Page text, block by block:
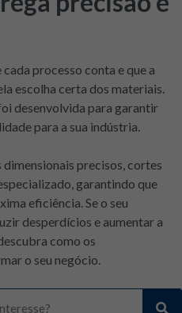
processo conta e que a
escolha certa dos materiais.
desenvolvida para garantir
para a sua indústria.
dimensionais precisos, cortes
garantindo que
eficiência. Se o seu
desperdícios e aumentar a
como os
o seu negócio.